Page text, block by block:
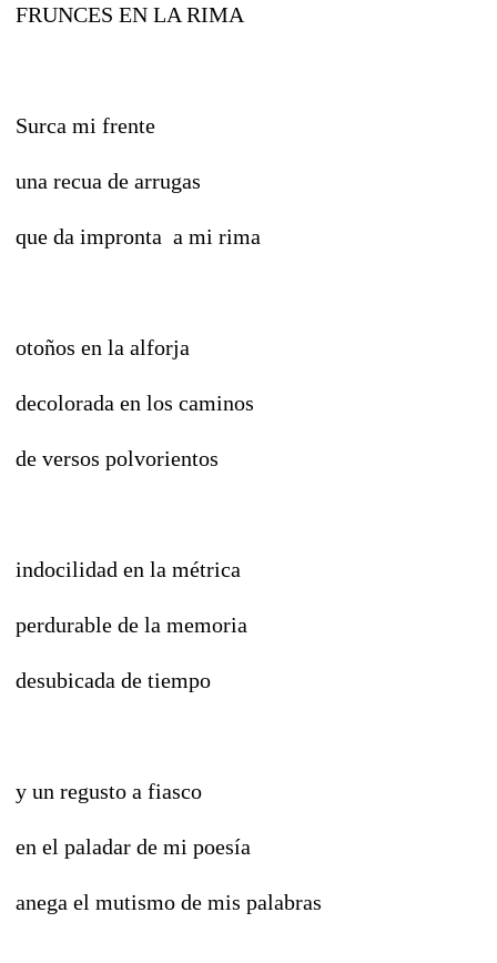
FRUNCES EN LA RIMA
Surca mi frente
una recua de arrugas
que da impronta a mi rima
otoños en la alforja
decolorada en los caminos
de versos polvorientos
indocilidad en la métrica
perdurable de la memoria
desubicada de tiempo
y un regusto a fiasco
en el paladar de mi poesía
anega el mutismo de mis palabras